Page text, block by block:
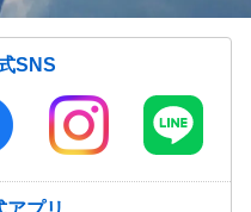
SNS